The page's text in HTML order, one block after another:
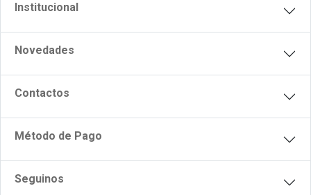
Institucional
Novedades
Contactos
Método de Pago
Seguinos